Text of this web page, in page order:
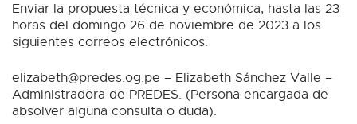
Enviar la propuesta técnica y económica, hasta las 23
horas del domingo 26 de noviembre de 2023 a los
siguientes correos electrónicos:
elizabeth@predes.og.pe – Elizabeth Sánchez Valle –
Administradora de PREDES. (Persona encargada de
absolver alguna consulta o duda).